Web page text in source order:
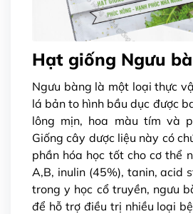
Hạt giống Ngưu
Ngưu bàng là một loại thực
lá bản to hình bầu dục được
lông mịn, hoa màu tím và
Giống cây dược liệu này có
phần hóa học tốt cho cơ thể
A,B, inulin (45%), tanin, acid
trong y học cổ truyền, ngưu
để hỗ trợ điều trị nhiều loại